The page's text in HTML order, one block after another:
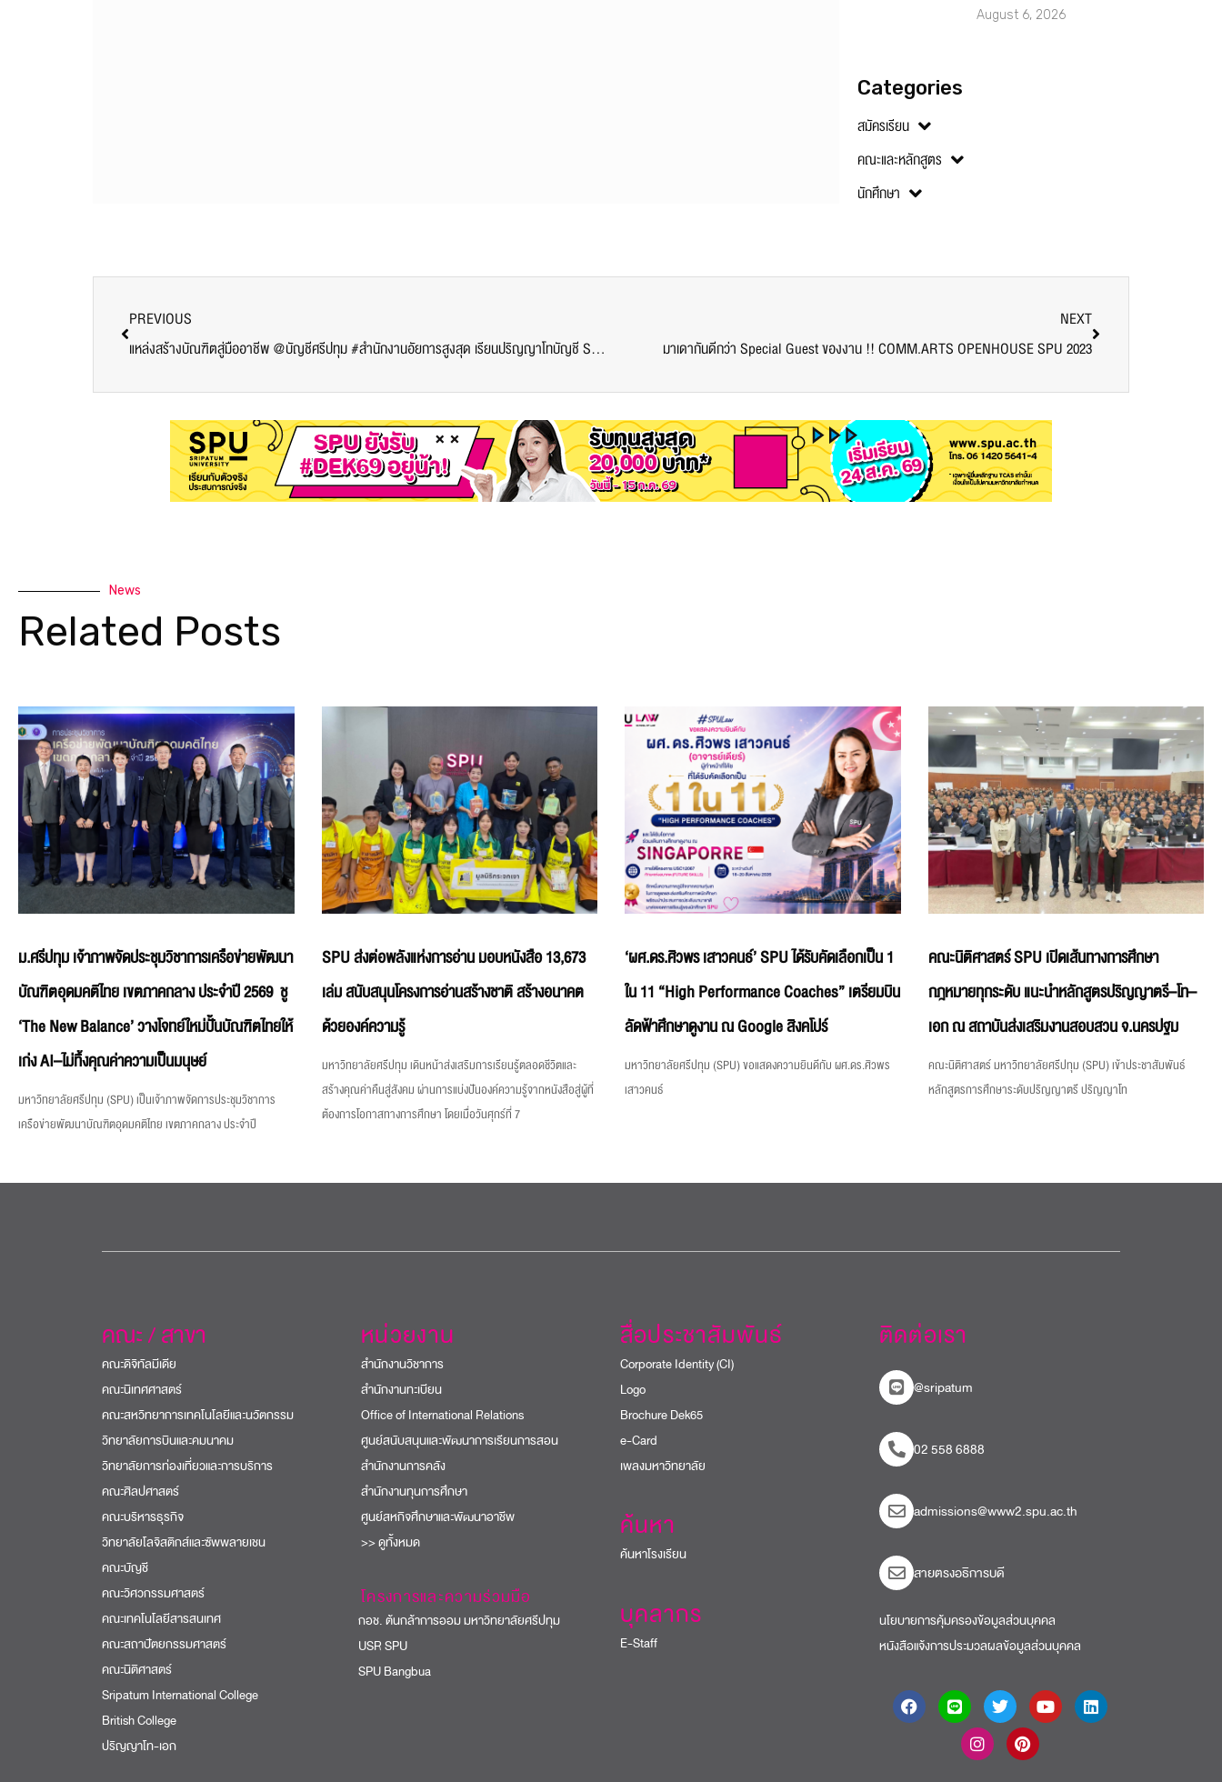
August 6, 2026
Categories
สมัครเรียน
คณะและหลักสูตร
นักศึกษา
PREVIOUS
แหล่งสร้างบัณฑิตสู่มืออาชีพ @บัญชีศรีปทุม #สำนักงานอัยการสูงสุด เรียนปริญญาโทบัญชี SPU รุ่นที่ 19 รับทุนสูงสุด 20,000 บาท
NEXT
มาเดากันดีกว่า Special Guest ของงาน !! COMM.ARTS OPENHOUSE SPU 2023
News
Related Posts
ม.ศรีปทุม เจ้าภาพจัดประชุมวิชาการเครือข่ายพัฒนา
บัณฑิตอุดมคติไทย เขตภาคกลาง ประจำปี 2569 ชู
‘The New Balance’ วางโจทย์ใหม่ปั้นบัณฑิตไทยให้
เก่ง AI–ไม่ทิ้งคุณค่าความเป็นมนุษย์
มหาวิทยาลัยศรีปทุม (SPU) เป็นเจ้าภาพจัดการประชุมวิชาการ
เครือข่ายพัฒนาบัณฑิตอุดมคติไทย เขตภาคกลาง ประจำปี
SPU ส่งต่อพลังแห่งการอ่าน มอบหนังสือ 13,673
เล่ม สนับสนุนโครงการอ่านสร้างชาติ สร้างอนาคต
ด้วยองค์ความรู้
มหาวิทยาลัยศรีปทุม เดินหน้าส่งเสริมการเรียนรู้ตลอดชีวิตและ
สร้างคุณค่าคืนสู่สังคม ผ่านการแบ่งปันองค์ความรู้จากหนังสือสู่ผู้ที่
ต้องการโอกาสทางการศึกษา โดยเมื่อวันศุกร์ที่ 7
‘ผศ.ดร.ศิวพร เสาวคนธ์’ SPU ได้รับคัดเลือกเป็น 1
ใน 11 “High Performance Coaches” เตรียมบิน
ลัดฟ้าศึกษาดูงาน ณ Google สิงคโปร์
มหาวิทยาลัยศรีปทุม (SPU) ขอแสดงความยินดีกับ ผศ.ดร.ศิวพร
เสาวคนธ์
คณะนิติศาสตร์ SPU เปิดเส้นทางการศึกษา
กฎหมายทุกระดับ แนะนำหลักสูตรปริญญาตรี–โท–
เอก ณ สถาบันส่งเสริมงานสอบสวน จ.นครปฐม
คณะนิติศาสตร์ มหาวิทยาลัยศรีปทุม (SPU) เข้าประชาสัมพันธ์
หลักสูตรการศึกษาระดับปริญญาตรี ปริญญาโท
คณะ / สาขา
คณะดิจิทัลมีเดีย
คณะนิเทศศาสตร์
คณะสหวิทยาการเทคโนโลยีและนวัตกรรม
วิทยาลัยการบินและคมนาคม
วิทยาลัยการท่องเที่ยวและการบริการ
คณะศิลปศาสตร์
คณะบริหารธุรกิจ
วิทยาลัยโลจิสติกส์และซัพพลายเชน
คณะบัญชี
คณะวิศวกรรมศาสตร์
คณะเทคโนโลยีสารสนเทศ
คณะสถาปัตยกรรมศาสตร์
คณะนิติศาสตร์
Sripatum International College
British College
ปริญญาโท-เอก
หน่วยงาน
สำนักงานวิชาการ
สำนักงานทะเบียน
Office of International Relations
ศูนย์สนับสนุนและพัฒนาการเรียนการสอน
สำนักงานการคลัง
สำนักงานทุนการศึกษา
ศูนย์สหกิจศึกษาและพัฒนาอาชีพ
>> ดูทั้งหมด
โครงการและความร่วมมือ
กอช. ต้นกล้าการออม มหาวิทยาลัยศรีปทุม
USR SPU
SPU Bangbua
สื่อประชาสัมพันธ์
Corporate Identity (CI)
Logo
Brochure Dek65
e-Card
เพลงมหาวิทยาลัย
ค้นหา
ค้นหาโรงเรียน
บุคลากร
E-Staff
ติดต่อเรา
@sripatum
02 558 6888
admissions@www2.spu.ac.th
สายตรงอธิการบดี​
นโยบายการคุ้มครองข้อมูลส่วนบุคคล
หนังสือแจ้งการประมวลผลข้อมูลส่วนบุคคล